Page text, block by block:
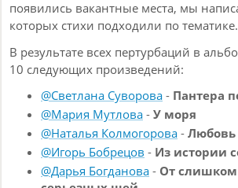
появились вакантные места, мы
которых стихи подходили по тематике.
В результате всех пертурбаций в
10 следующих произведений:
@Светлана Суворова - Пантера
@Мария Мутлова - У моря
@Наталья Колмогорова - Любовь
@Игорь Бобрецов - Из истории
@Дарья Богданова - От